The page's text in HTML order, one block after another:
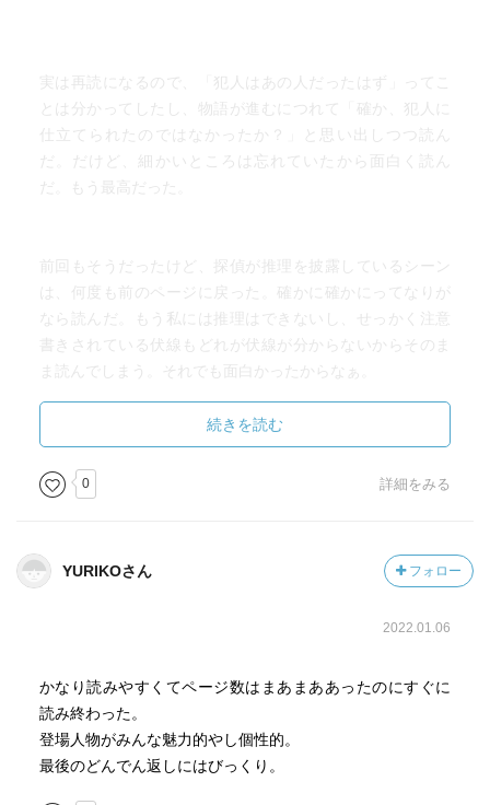
実は再読になるので、「犯人はあの人だったはず」ってこ
とは分かってしたし、物語が進むにつれて「確か、犯人に
仕立てられたのではなかったか？」と思い出しつつ読ん
だ。だけど、細かいところは忘れていたから面白く読ん
だ。もう最高だった。
前回もそうだったけど、探偵が推理を披露しているシーン
は、何度も前のページに戻った。確かに確かにってなりが
なら読んだ。もう私には推理はできないし、せっかく注意
書きされている伏線もどれが伏線が分からないからそのま
ま読んでしまう。それでも面白かったからなぁ。
またしばらくしたら読みたくなるんだろうな。これは何度
も読みたくなるなぁ。
2023.5.17 読了
続きを読む
0 詳細をみる
YURIKOさん フォロー
2022.01.06
かなり読みやすくてページ数はまあまああったのにすぐに
読み終わった。
登場人物がみんな魅力的やし個性的。
最後のどんでん返しにはびっくり。